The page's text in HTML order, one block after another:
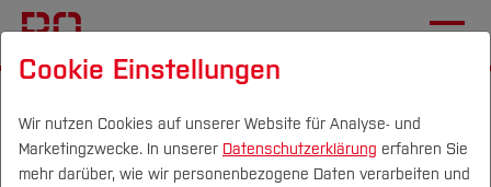
Fachgebiete
Labor für Nachhaltigkeit in der Technik
Cookie Einstellungen
Wir nutzen Cookies auf unserer Website für Analyse- und
Marketingzwecke. In unserer Datenschutzerklärung erfahren Sie
mehr darüber, wie wir personenbezogene Daten verarbeiten und